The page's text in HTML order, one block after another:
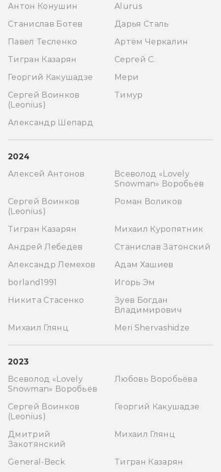
Антон Конушин
Alurus
Станислав Ботев
Дарья Сталь
Павел Тесленко
Артём Черкалин
Тигран Казарян
Сергей С.
Георгий Какушадзе
Мери
Сергей Воинков
(Leonius)
Тимур
Александр Шепард
2024
Алексей Антонов
Всеволод «Lovely
Snowman» Воробьёв
Сергей Воинков
(Leonius)
Роман Воликов
Тигран Казарян
Михаил Куропятник
Андрей Лебедев
Станислав Затонский
Александр Лемехов
Адам Хашиев
borland1991
Игорь Эм
Никита Стасенко
Зуев Богдан
Владимирович
Михаил Глянц
Meri Shervashidze
2023
Всеволод «Lovely
Snowman» Воробьёв
Любовь Воробьёва
Сергей Воинков
(Leonius)
Георгий Какушадзе
Дмитрий
Закотянский
Михаил Глянц
General-Beck Тигран Казарян